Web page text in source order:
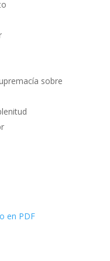
sobre
en PDF